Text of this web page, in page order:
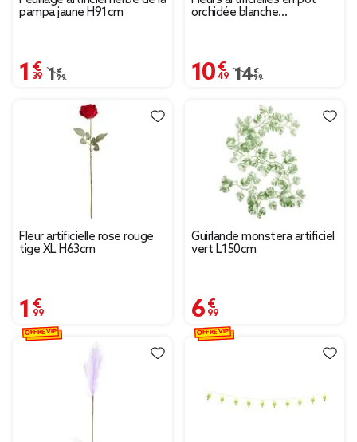
pampa jaune H91cm
1,39 €
Prix remisé de 1,99 € à 1,39 €
1,99 €
orchidée blanche
10,49 €
Prix remisé de 14,99
14,99 €
Fleur artificielle rose rouge
tige XL H63cm
1,99 €
Guirlande monstera artificiel
vert L150cm
6,99 €
OFFRE VIP OFFRE VIP